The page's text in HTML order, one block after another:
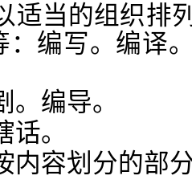
当的组织排
：编写。编译
编导。
。
容划分的部